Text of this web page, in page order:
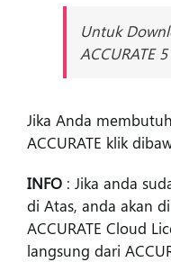
Untuk
ACCURATE
Jika Anda
ACCURATE klik
INFO : Jika anda
di Atas, anda akan
ACCURATE Cloud
langsung dari